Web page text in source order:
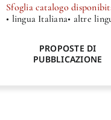
Sfoglia catalogo
• lingua Italiana• altre
PROPOSTE DI
PUBBLICAZIONE